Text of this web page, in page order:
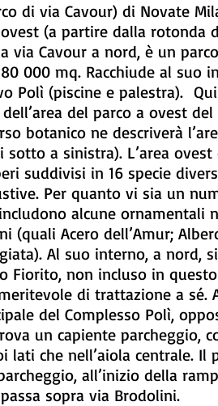
di via Cavour) di Novate
(a partire dalla rotonda
via Cavour a nord, è un
000 mq. Racchiude al suo
Polì (piscine e palestra).
del parco a ovest
botanico ne descriverà
a sinistra). L’area ovest
suddivisi in 16 specie
Per quanto vi sia un
alcune ornamentali
(quali Acero dell’Amur;
Al suo interno, a nord,
Fiorito, non incluso in
di trattazione a
del Complesso Polì,
un capiente parcheggio,
lati che nell’aiola centrale. Il
all’inizio della
sopra via Brodolini.